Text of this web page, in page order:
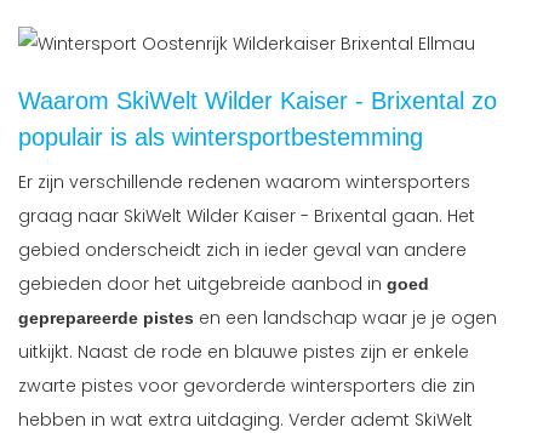
Waarom SkiWelt Wilder Kaiser - Brixental zo
populair is als wintersportbestemming
Er zijn verschillende redenen waarom wintersporters
graag naar SkiWelt Wilder Kaiser - Brixental gaan. Het
gebied onderscheidt zich in ieder geval van andere
gebieden door het uitgebreide aanbod in goed
geprepareerde pistes en een landschap waar je je ogen
uitkijkt. Naast de rode en blauwe pistes zijn er enkele
zwarte pistes voor gevorderde wintersporters die zin
hebben in wat extra uitdaging. Verder ademt SkiWelt